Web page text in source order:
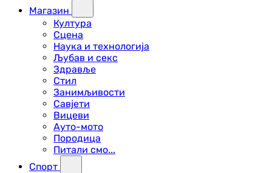
Магазин
Култура
Сцена
Наука и технологија
Љубав и секс
Здравље
Стил
Занимљивости
Савјети
Вицеви
Ауто-мото
Породица
Питали смо...
Спорт